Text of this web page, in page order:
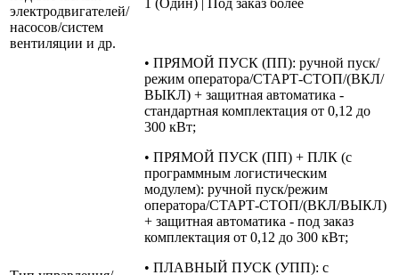
электродвигателей/
насосов/систем
вентиляции и др.
• ПРЯМОЙ ПУСК (ПП): ручной пуск/
режим оператора/СТАРТ-СТОП/(ВКЛ/
ВЫКЛ) + защитная автоматика -
стандартная комплектация от 0,12 до
300 кВт;
• ПРЯМОЙ ПУСК (ПП) + ПЛК (с
программным логистическим
модулем): ручной пуск/режим
оператора/СТАРТ-СТОП/(ВКЛ/ВЫКЛ)
+ защитная автоматика - под заказ
комплектация от 0,12 до 300 кВт;
• ПЛАВНЫЙ ПУСК (УПП): с